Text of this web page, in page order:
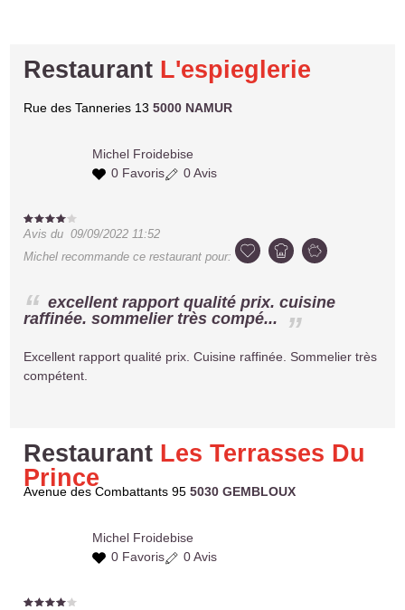
Restaurant L'espieglerie
Rue des Tanneries 135000 NAMUR
Michel Froidebise
0 Favoris
0 Avis
Avis du09/09/2022 11:52
Michel recommande ce restaurant pour:
excellent rapport qualité prix. cuisine
raffinée. sommelier très compé...
Excellent rapport qualité prix. Cuisine raffinée. Sommelier très
compétent.
Restaurant Les Terrasses Du
Prince
Avenue des Combattants 955030 GEMBLOUX
Michel Froidebise
0 Favoris
0 Avis